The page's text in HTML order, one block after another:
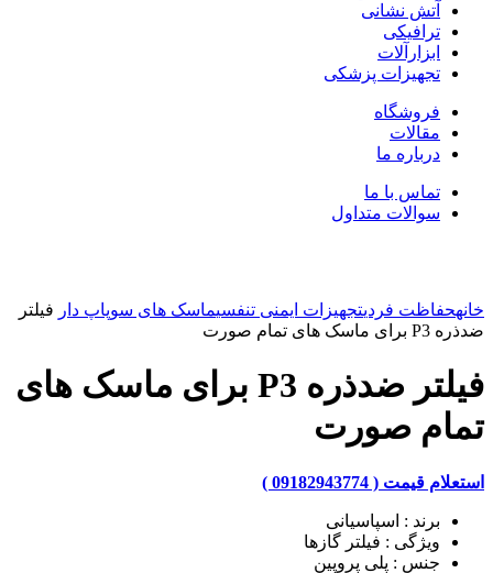
آتش نشانی
ترافیکی
ابزارآلات
تجهیزات پزشکی
فروشگاه
مقالات
درباره ما
تماس با ما
سوالات متداول
خانهحفاظت فردیتجهیزات ایمنی تنفسیماسک های سوپاپ دار فیلتر
ضدذره P3 برای ماسک های تمام صورت
فیلتر ضدذره P3 برای ماسک های
تمام صورت
استعلام قیمت ( 09182943774 )
برند : اسپاسیانی
ویژگی : فیلتر گازها
جنس : پلی پروپین